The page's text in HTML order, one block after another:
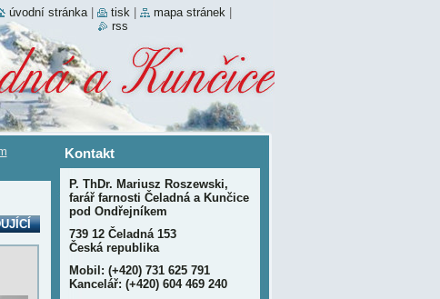
Kontakt
P. ThDr. Mariusz Roszewski,
farář farnosti Čeladná a Kunčice
pod Ondřejníkem
739 12 Čeladná 153
Česká republika
Mobil: (+420) 731 625 791
Kancelář: (+420) 604 469 240
úvodní stránka tisk mapa stránek
rss